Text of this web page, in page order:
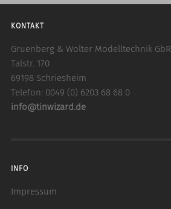
KONTAKT
Gruenberg & Wolter Modelltechnik GbR
Talstr. 170
69198 Schriesheim
Telefon: 0049 (0) 6203 68 68 0
info@tinwizard.de
INFO
Impressum